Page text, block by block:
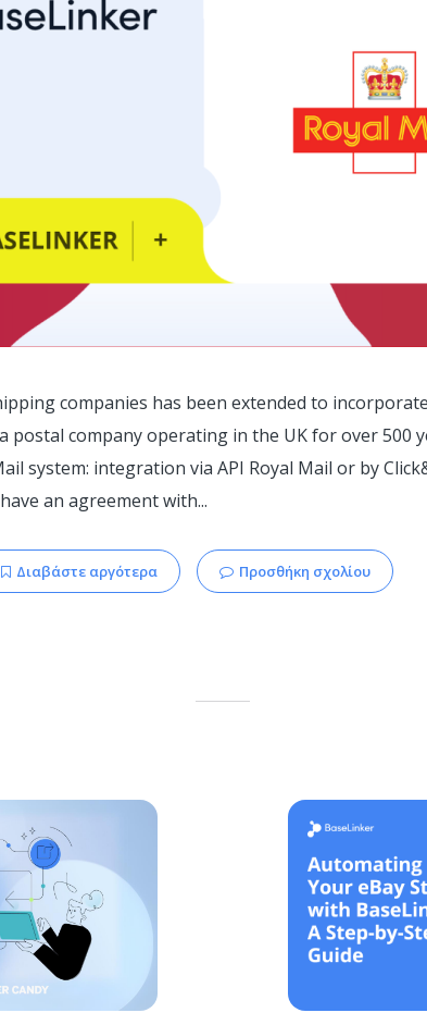
companies has been extended to
postal company operating in the UK for over 500
system: integration via API Royal Mail or by
an agreement with...
Διαβάστε αργότερα Προσθήκη σχολίου